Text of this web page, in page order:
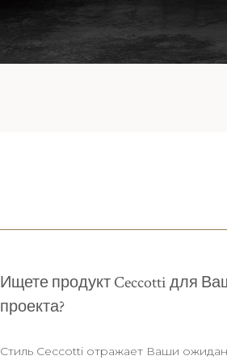
Ищете продукт Ceccotti для
проекта?
Стиль Ceccotti отражает Ваши